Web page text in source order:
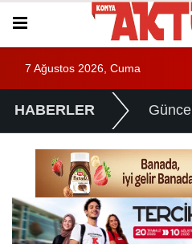
7 Ağustos 2026, Cuma
HABERLER Güncel